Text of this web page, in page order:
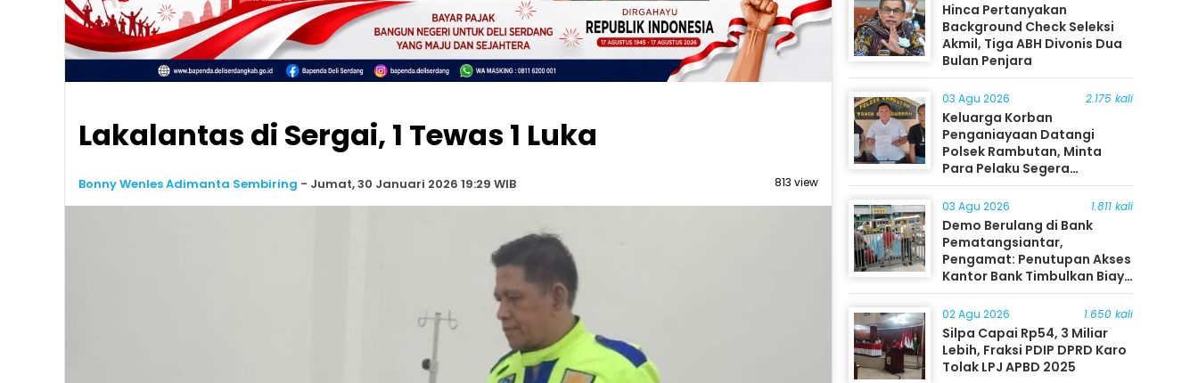
Lakalantas di Sergai, 1 Tewas 1 Luka
Bonny Wenles Adimanta Sembiring - Jumat, 30 Januari 2026 19:29 WIB 813 view
Hinca Pertanyakan
Background Check Seleksi
Akmil, Tiga ABH Divonis Dua
Bulan Penjara
03 Agu 2026 2.175 kali
Keluarga Korban
Penganiayaan Datangi
Polsek Rambutan, Minta
Para Pelaku Segera
Ditangkap
03 Agu 2026 1.811 kali
Demo Berulang di Bank
Pematangsiantar,
Pengamat: Penutupan Akses
Kantor Bank Timbulkan Biaya
Ekonomi bagi Masyarakat
02 Agu 2026 1.650 kali
Silpa Capai Rp54, 3 Miliar
Lebih, Fraksi PDIP DPRD Karo
Tolak LPJ APBD 2025